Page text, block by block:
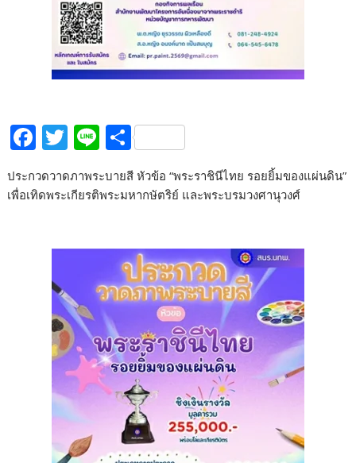
F
e
T
itt
Li
e
S
h
ar
ประกวดวาดภาพระบายสี หัวข้อ “พระราชินีไทย รอยยิ้มของแผ่นดิน”
เพื่อเทิดพระเกียรติพระมหากษัตริย์ และพระบรมวงศานุวงศ์